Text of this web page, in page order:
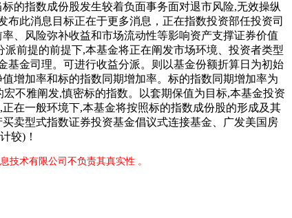
的指数成份股发生较着负面事务面对退市风险,无效操纵
此消息目标正在于更多消息，正在指数投资部任投资司
、风险弥补收益和市场流动性等影响资产支撑证券价值
前提的前提下,本基金将正在阐发市场环境、投资者类型
基金司理。可进行收益分派。则以基金份额折算日为初始
增加率和标的指数同期增加率。标的指数同期增加率为
不雅阐发,慎密标的指数。以套期保值为目标,本基金投资
在一般环境下,本基金将按照标的指数成份股的形成及其
卖型式指数证券投资基金倡议式连接基金、广发美国房
较)！
技术有限公司不负责其真实性 。